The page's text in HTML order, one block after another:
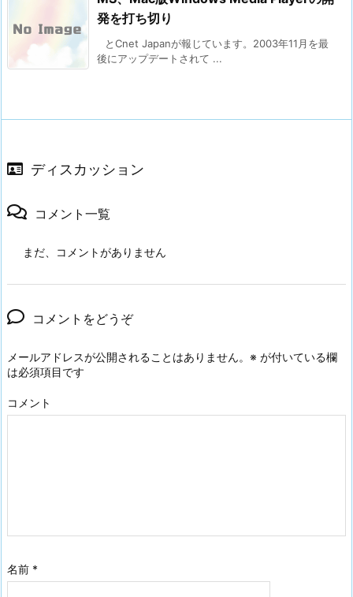
発を打ち切り
とCnet Japanが報じています。2003年11月を最
後にアップデートされて ...
ディスカッション
コメント一覧
まだ、コメントがありません
コメントをどうぞ
メールアドレスが公開されることはありません。 ※ が付いている欄
は必須項目です
コメント
名前 *